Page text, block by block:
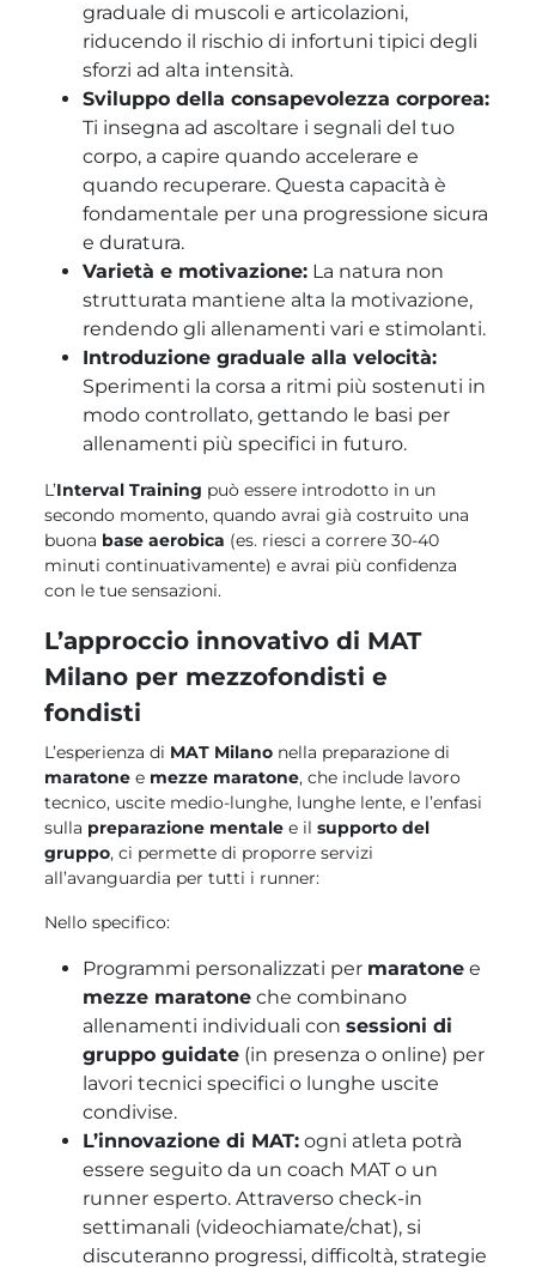
graduale di muscoli e articolazioni,
riducendo il rischio di infortuni tipici degli
sforzi ad alta intensità.
Sviluppo della consapevolezza corporea:
Ti insegna ad ascoltare i segnali del tuo
corpo, a capire quando accelerare e
quando recuperare. Questa capacità è
fondamentale per una progressione sicura
e duratura.
Varietà e motivazione: La natura non
strutturata mantiene alta la motivazione,
rendendo gli allenamenti vari e stimolanti.
Introduzione graduale alla velocità:
Sperimenti la corsa a ritmi più sostenuti in
modo controllato, gettando le basi per
allenamenti più specifici in futuro.
L’Interval Training può essere introdotto in un
secondo momento, quando avrai già costruito una
buona base aerobica (es. riesci a correre 30-40
minuti continuativamente) e avrai più confidenza
con le tue sensazioni.
L’approccio innovativo di MAT
Milano per mezzofondisti e
fondisti
L’esperienza di MAT Milano nella preparazione di
maratone e mezze maratone, che include lavoro
tecnico, uscite medio-lunghe, lunghe lente, e l’enfasi
sulla preparazione mentale e ilsupporto del
gruppo, ci permette di proporre servizi
all’avanguardia per tutti i runner:
Nello specifico:
Programmi personalizzati per maratone e
mezze maratone che combinano
allenamenti individuali consessioni di
gruppo guidate (in presenza o online) per
lavori tecnici specifici o lunghe uscite
condivise.
L’innovazione di MAT: ogni atleta potrà
essere seguito da un coach MAT o un
runner esperto. Attraverso check-in
settimanali (videochiamate/chat), si
discuteranno progressi, difficoltà, strategie